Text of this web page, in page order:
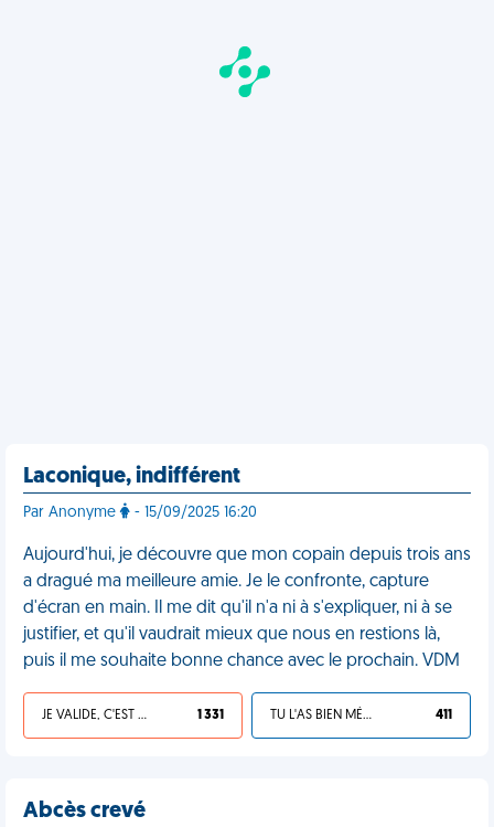
Laconique, indifférent
Par Anonyme - 15/09/2025 16:20
Aujourd'hui, je découvre que mon copain depuis trois ans
a dragué ma meilleure amie. Je le confronte, capture
d'écran en main. Il me dit qu'il n'a ni à s'expliquer, ni à se
justifier, et qu'il vaudrait mieux que nous en restions là,
puis il me souhaite bonne chance avec le prochain. VDM
JE VALIDE, C'EST UNE VDM 1 331 TU L'AS BIEN MÉRITÉ 411
Abcès crevé